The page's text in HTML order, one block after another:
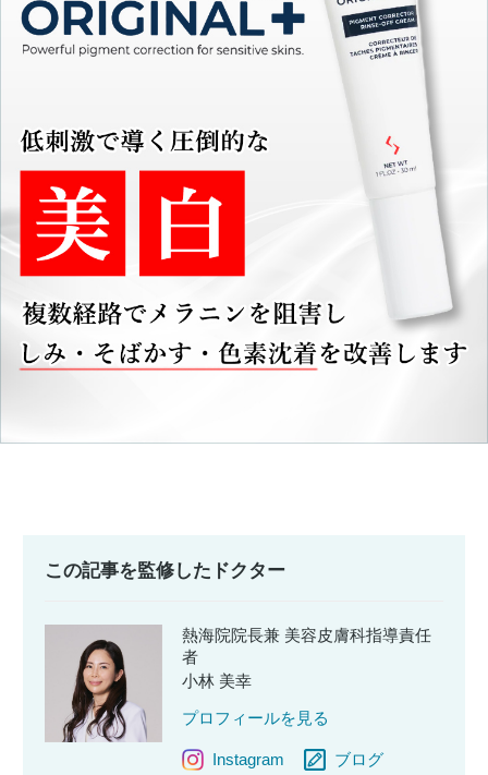
この記事を監修したドクター
熱海院院長兼 美容皮膚科指導責任
者
小林 美幸
プロフィールを見る
Instagram
ブログ